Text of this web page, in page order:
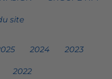
site
2024 2023
2022